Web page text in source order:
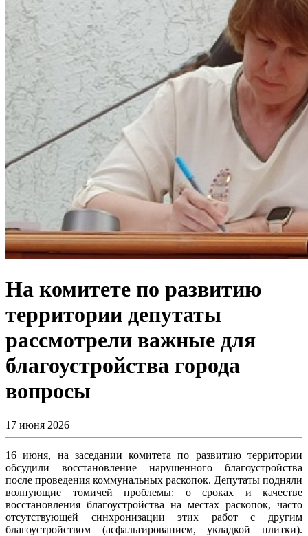
На комитете по развитию
территории депутаты
рассмотрели важные для
благоустройства города
вопросы
17 июня 2026
16 июня, на заседании комитета по развитию территории
обсудили восстановление нарушенного благоустройства
после проведения коммунальных раскопок. Депутаты подняли
волнующие томичей проблемы: о сроках и качестве
восстановления благоустройства на местах раскопок, часто
отсутствующей синхронизации этих работ с другим
благоустройством (асфальтированием, укладкой плитки).